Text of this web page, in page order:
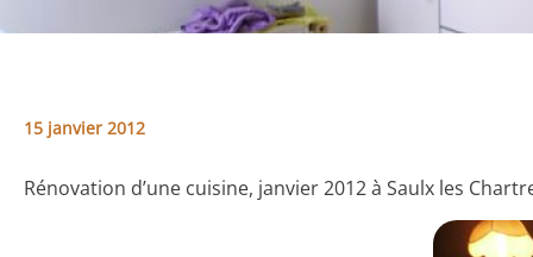
15 janvier 2012
Rénovation d’une cuisine, janvier 2012 à Saulx les